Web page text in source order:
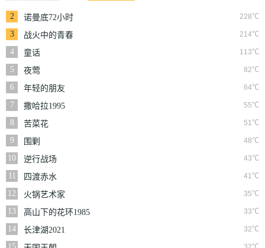
2 228℃
诺曼底72小时
3
214℃
战火中的青春
4
113℃
童话
5
82℃
夜莺
6
64℃
年轻的朋友
7
55℃
撒哈拉1995
8
51℃
苦菜花
9
48℃
围剿
10
43℃
逆行战场
11
41℃
四渡赤水
12
35℃
火锅艺术家
13
33℃
高山下的花环1985
14
32℃
长津湖2021